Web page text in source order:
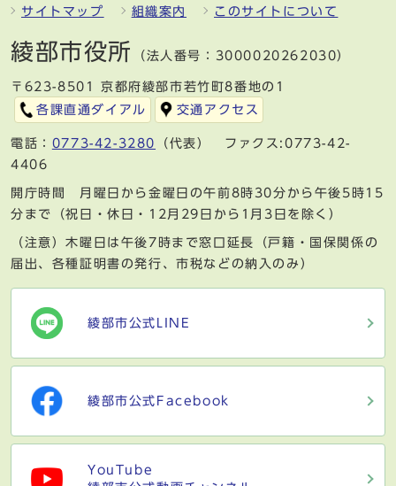
サイトマップ 組織案内 このサイトについて
綾部市役所 （法人番号：3000020262030）
〒623-8501 京都府綾部市若竹町8番地の1
各課直通ダイアル
交通アクセス
電話： 0773-42-3280
（代表） ファクス:0773-42-
4406
開庁時間 月曜日から金曜日の午前8時30分から午後5時15
分まで（祝日・休日・12月29日から1月3日を除く）
（注意）木曜日は午後7時まで窓口延長（戸籍・国保関係の
届出、各種証明書の発行、市税などの納入のみ）
綾部市公式LINE
綾部市公式Facebook
YouTube